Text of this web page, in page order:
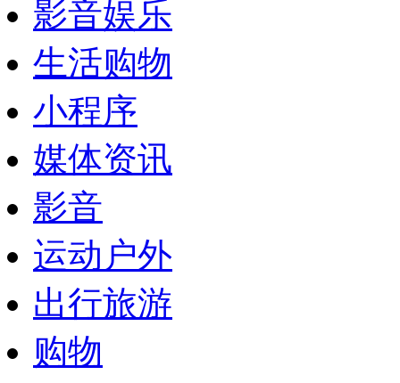
影音娱乐
生活购物
小程序
媒体资讯
影音
运动户外
出行旅游
购物